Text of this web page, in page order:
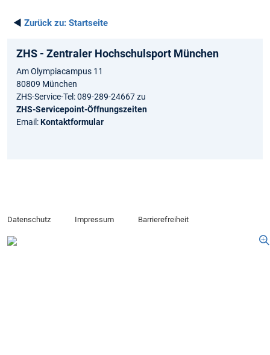
◄ Zurück zu: Startseite
ZHS - Zentraler Hochschulsport München
Am Olympiacampus 11
80809 München
ZHS-Service-Tel: 089-289-24667 zu
ZHS-Servicepoint-Öffnungszeiten
Email:Kontaktformular
Datenschutz Impressum Barrierefreiheit